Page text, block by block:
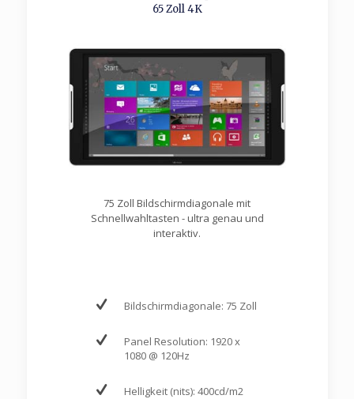
65 Zoll 4K
75 Zoll Bildschirmdiagonale mit
Schnellwahltasten - ultra genau und
interaktiv.
Bildschirmdiagonale: 75 Zoll
Panel Resolution: 1920 x
1080 @ 120Hz
Helligkeit (nits): 400cd/m2